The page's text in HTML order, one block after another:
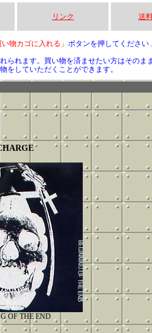
リンク 送
い物カゴに入れる」 ボタンを押してください
られます。買い物を済ませたい方はその
をしていただくことができます。
OF THE END